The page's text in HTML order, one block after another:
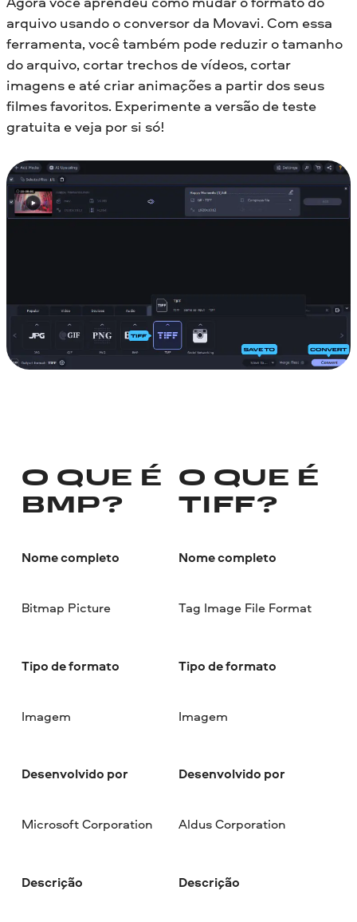
arquivo usando o conversor da Movavi. Com essa
ferramenta, você também pode reduzir o tamanho
do arquivo, cortar trechos de vídeos, cortar
imagens e até criar animações a partir dos seus
filmes favoritos. Experimente a versão de teste
gratuita e veja por si só!
O QUE É
BMP?
Nome completo
Bitmap Picture
Tipo de formato
Imagem
Desenvolvido por
Microsoft Corporation
Descrição
O QUE É
TIFF?
Nome completo
Tag Image File Format
Tipo de formato
Imagem
Desenvolvido por
Aldus Corporation
Descrição